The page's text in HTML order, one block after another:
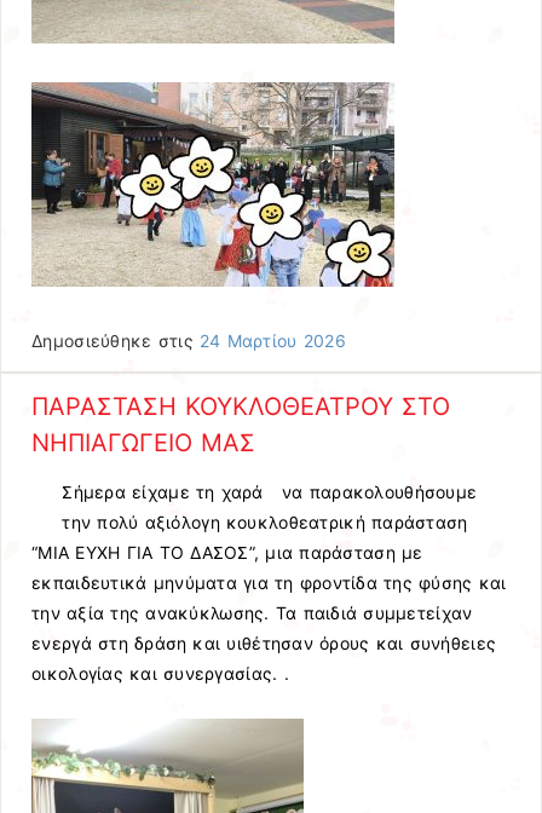
Δημοσιεύθηκε στις 24 Μαρτίου 2026
ΠΑΡΑΣΤΑΣΗ ΚΟΥΚΛΟΘΕΑΤΡΟΥ ΣΤΟ
ΝΗΠΙΑΓΩΓΕΙΟ ΜΑΣ
Σήμερα είχαμε τη χαρά να παρακολουθήσουμε
την πολύ αξιόλογη κουκλοθεατρική παράσταση
“ΜΙΑ ΕΥΧΗ ΓΙΑ ΤΟ ΔΑΣΟΣ”, μια παράσταση με
εκπαιδευτικά μηνύματα για τη φροντίδα της φύσης και
την αξία της ανακύκλωσης. Τα παιδιά συμμετείχαν
ενεργά στη δράση και υιθέτησαν όρους και συνήθειες
οικολογίας και συνεργασίας. .